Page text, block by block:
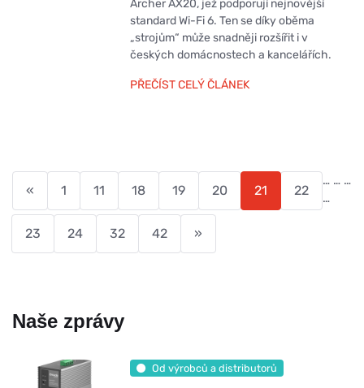
Archer AX20, jež podporují nejnovější
standard Wi-Fi 6. Ten se díky oběma
„strojům“ může snadněji rozšířit i v
českých domácnostech a kancelářích.
PŘEČÍST CELÝ ČLÁNEK
« 1
…
11
…
18 19 20 21 22
23 24
…
32
…
42 »
Naše zprávy
Od výrobců a distributorů